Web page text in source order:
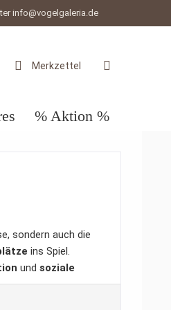
info@vogelgaleria.de
Merkzettel
% Aktion %
sondern auch die
ins Spiel.
und soziale